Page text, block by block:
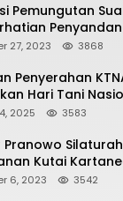
Pemungutan
27, 2023 3868
Penyerahan
Hari Tani
2025 3583
Pranowo
Kutai
6, 2023 3542